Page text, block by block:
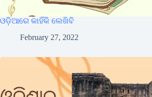
ଓଡ଼ିଆରେ କାହିଁକି ଲେଖିବି
February 27, 2022